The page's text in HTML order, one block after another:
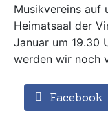
Musikvereins auf
Heimatsaal der
Januar um 19.30
werden wir noch
Facebook